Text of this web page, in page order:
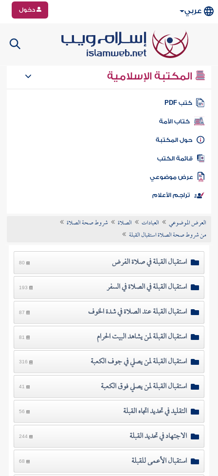
عربي دخول
المكتبة الإسلامية
كتب PDF
كتاب الأمة
المكتبة
الكتب
موضوعي
تراجم الأعلام
العرض الموضوعي العبادات الصلاة
شروط صحة الصلاة
من شروط صحة الصلاة استقبال القبلة
استقبال القبلة في صلاة الفرض 80
استقبال القبلة في الصلاة في السفر 193
استقبال القبلة عند الصلاة في شدة الخوف 87
استقبال القبلة لمن يشاهد البيت الحرام 81
استقبال القبلة لمن يصلي في جوف الكعبة 316
استقبال القبلة لمن يصلي فوق الكعبة 41
التقليد في تحديد اتجاه القبلة 56
الاجتهاد في تحديد القبلة 244
استقبال الأعمى للقبلة 68